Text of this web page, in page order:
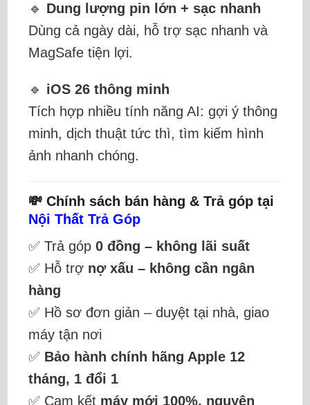
🔹 Dung lượng pin lớn + sạc nhanh
Dùng cả ngày dài, hỗ trợ sạc nhanh và
MagSafe tiện lợi.
🔹 iOS 26 thông minh
Tích hợp nhiều tính năng AI: gợi ý thông
minh, dịch thuật tức thì, tìm kiếm hình
ảnh nhanh chóng.
💸 Chính sách bán hàng & Trả góp tại
Nội Thất Trả Góp
✅ Trả góp 0 đồng – không lãi suất
✅ Hỗ trợ nợ xấu – không cần ngân
hàng
✅ Hồ sơ đơn giản – duyệt tại nhà, giao
máy tận nơi
✅ Bảo hành chính hãng Apple 12
tháng, 1 đổi 1
✅ Cam kết máy mới 100%, nguyên